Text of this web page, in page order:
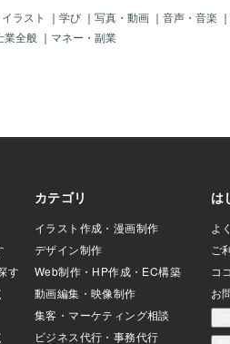
ラスト ｜ 学び ｜ 写真・動画 ｜ 音声・音楽 ｜
業全般 ｜ マネー・副業